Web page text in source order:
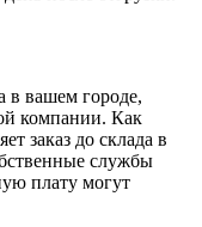
в вашем городе,
компании. Как
заказ до склада в
службы
плату могут